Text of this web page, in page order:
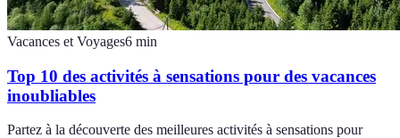
Vacances et Voyages6 min
Top 10 des activités à sensations pour des vacances
inoubliables
Partez à la découverte des meilleures activités à sensations pour